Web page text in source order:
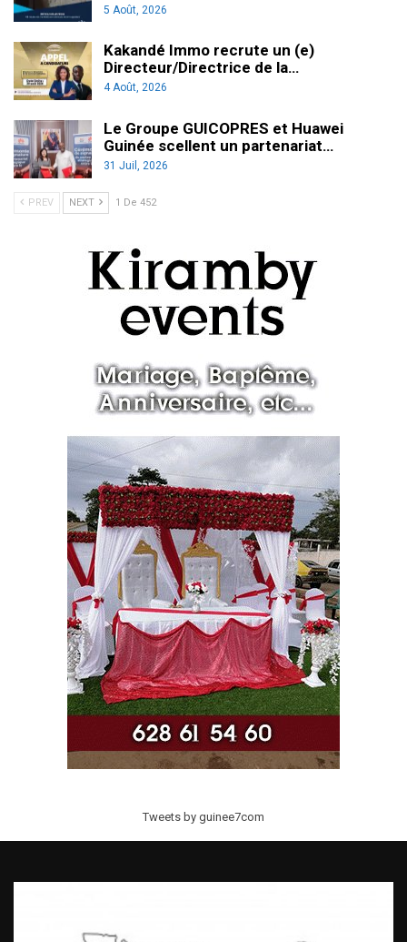
5 Août, 2026
Kakandé Immo recrute un (e)
Directeur/Directrice de la…
4 Août, 2026
Le Groupe GUICOPRES et Huawei
Guinée scellent un partenariat…
31 Juil, 2026
PREV NEXT 1 De 452
Tweets by guinee7com